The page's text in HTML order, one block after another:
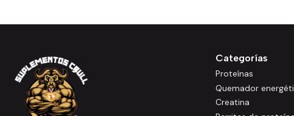
Categorías
Proteínas
Quemador
Creatina